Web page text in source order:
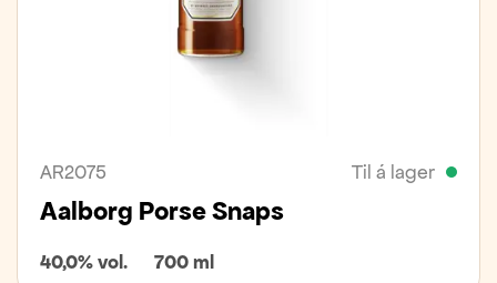
AR2075 Til á lager
Aalborg Porse Snaps
40,0% vol. 700 ml